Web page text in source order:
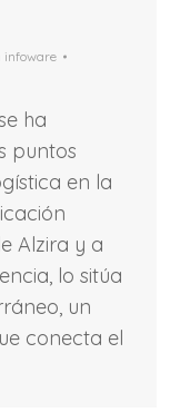
infoware
ha
puntos
en la
Alzira y a
lo sitúa
un
conecta el